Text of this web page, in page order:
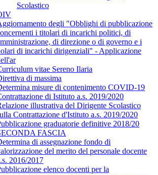
Scolastico
degli "Obblighi di pubblicazione
i titolari di incarichi politici, di
di direzione o di governo e i
di incarichi dirigenziali" - Applicazione
vitae Sereno Ilaria
di massima
misure di contenimento COVID-19
di Istituto a.s. 2019/2020
illustrativa del Dirigente Scolastico
Contrattazione d'Istituto a.s. 2019/2020
graduatorie definitive 2018/20
FASCIA
di assegnazione fondo di
del merito del personale docente
2016/2017
elenco docenti per la